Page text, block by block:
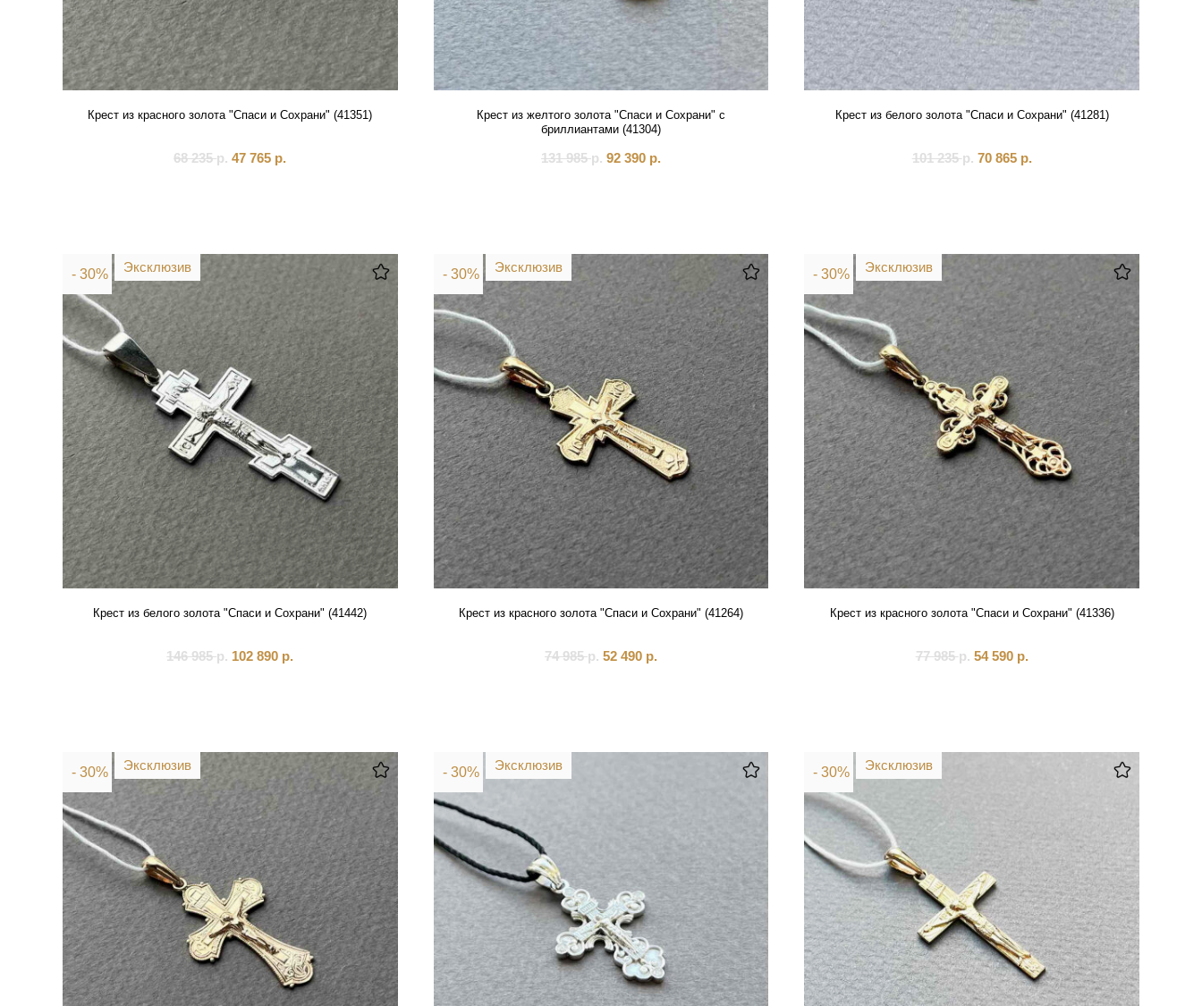
Крест из красного золота "Спаси и Сохрани" (41351)
68 235р. 47 765 р.
Крест из желтого золота "Спаси и Сохрани" с
бриллиантами (41304)
131 985р. 92 390 р.
Крест из белого золота "Спаси и Сохрани" (41281)
101 235р. 70 865 р.
Эксклюзив
- 30%
Крест из белого золота "Спаси и Сохрани" (41442)
146 985р. 102 890 р.
Эксклюзив
- 30%
Крест из красного золота "Спаси и Сохрани" (41264)
74 985р. 52 490 р.
Эксклюзив
- 30%
Крест из красного золота "Спаси и Сохрани" (41336)
77 985р. 54 590 р.
Эксклюзив
- 30% Эксклюзив
- 30% Эксклюзив
- 30%